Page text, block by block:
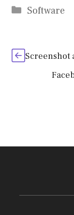
Kategorien
Software
Screenshot